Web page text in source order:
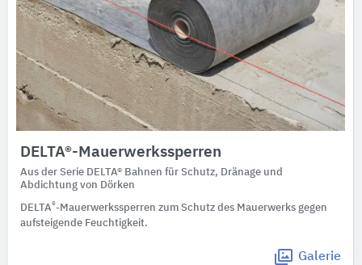
Expertenprofile
DELTA®-Mauerwerkssperren
Aus der Serie DELTA® Bahnen für Schutz, Dränage und
Abdichtung von Dörken
DELTA®-Mauerwerkssperren zum Schutz des Mauerwerks gegen
aufsteigende Feuchtigkeit.
Galerie